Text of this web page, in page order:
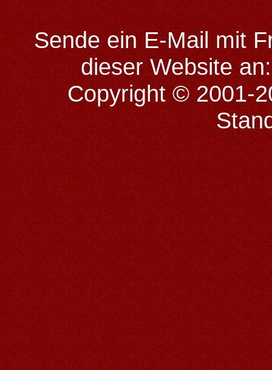
Sende ein E-Mail mit
dieser Website
Copyright © 2001-